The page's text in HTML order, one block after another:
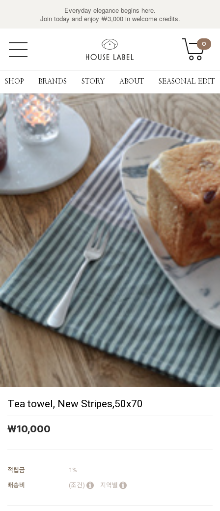
Everyday elegance begins here.
Join today and enjoy ￦3,000 in welcome credits.
0
SHOP BRANDS STORY ABOUT SEASONAL EDIT
Tea towel, New Stripes,50x70
￦10,000
적립금
1%
배송비
(조건) 지역별